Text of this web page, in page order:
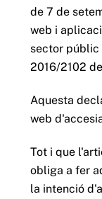
de 7 de
web i
sector públic
2016/2102
Aquesta
web
Tot i que
obliga a fer
la intenció